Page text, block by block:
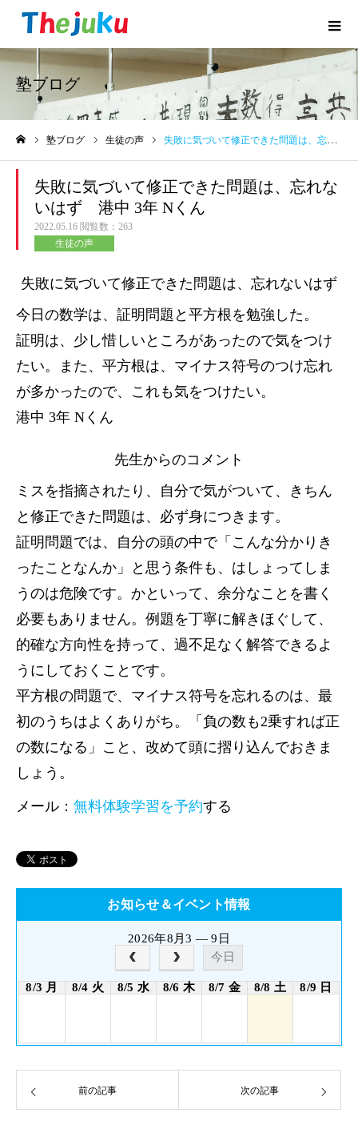
塾ブログ
塾ブログ 生徒の声 失敗に気づいて修正できた問題は、忘れないはず 港中 3年 Nくん
失敗に気づいて修正できた問題は、忘れな
いはず 港中 3年 Nくん
2022.05.16 閲覧数：263
生徒の声
失敗に気づいて修正できた問題は、忘れないはず
今日の数学は、証明問題と平方根を勉強した。
証明は、少し惜しいところがあったので気をつけ
たい。また、平方根は、マイナス符号のつけ忘れ
が多かったので、これも気をつけたい。
港中 3年 Nくん
先生からのコメント
ミスを指摘されたり、自分で気がついて、きちん
と修正できた問題は、必ず身につきます。
証明問題では、自分の頭の中で「こんな分かりき
ったことなんか」と思う条件も、はしょってしま
うのは危険です。かといって、余分なことを書く
必要もありません。例題を丁寧に解きほぐして、
的確な方向性を持って、過不足なく解答できるよ
うにしておくことです。
平方根の問題で、マイナス符号を忘れるのは、最
初のうちはよくありがち。「負の数も2乗すれば正
の数になる」こと、改めて頭に摺り込んでおきま
しょう。
メール： 無料体験学習を予約する
お知らせ＆イベント情報
2026年8月3 — 9日
今日
8/3 月 8/4 火 8/5 水 8/6 木 8/7 金 8/8 土 8/9 日
前の記事 次の記事